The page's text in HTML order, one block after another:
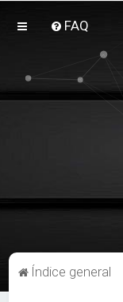
FAQ
Índice general